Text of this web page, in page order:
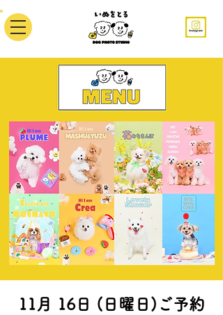
11月 16日 (日曜日)ご予約